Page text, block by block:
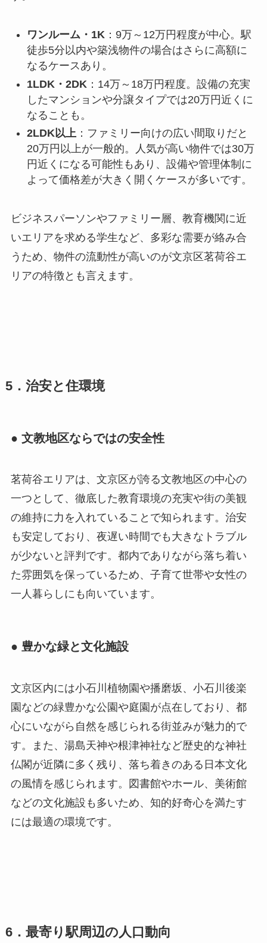
ワンルーム・1K：9万～12万円程度が中心。駅
徒歩5分以内や築浅物件の場合はさらに高額に
なるケースあり。
1LDK・2DK ：14万～18万円程度。設備の充実
したマンションや分譲タイプでは20万円近くに
なることも。
2LDK以上：ファミリー向けの広い間取りだと
20万円以上が一般的。人気が高い物件では30万
円近くになる可能性もあり、設備や管理体制に
よって価格差が大きく開くケースが多いです。
ビジネスパーソンやファミリー層、教育機関に近
いエリアを求める学生など、多彩な需要が絡み合
うため、物件の流動性が高いのが文京区茗荷谷エ
リアの特徴とも言えます。
5．治安と住環境
● 文教地区ならではの安全性
茗荷谷エリアは、文京区が誇る文教地区の中心の
一つとして、徹底した教育環境の充実や街の美観
の維持に力を入れていることで知られます。治安
も安定しており、夜遅い時間でも大きなトラブル
が少ないと評判です。都内でありながら落ち着い
た雰囲気を保っているため、子育て世帯や女性の
一人暮らしにも向いています。
● 豊かな緑と文化施設
文京区内には小石川植物園や播磨坂、小石川後楽
園などの緑豊かな公園や庭園が点在しており、都
心にいながら自然を感じられる街並みが魅力的で
す。また、湯島天神や根津神社など歴史的な神社
仏閣が近隣に多く残り、落ち着きのある日本文化
の風情を感じられます。図書館やホール、美術館
などの文化施設も多いため、知的好奇心を満たす
には最適の環境です。
6．最寄り駅周辺の人口動向